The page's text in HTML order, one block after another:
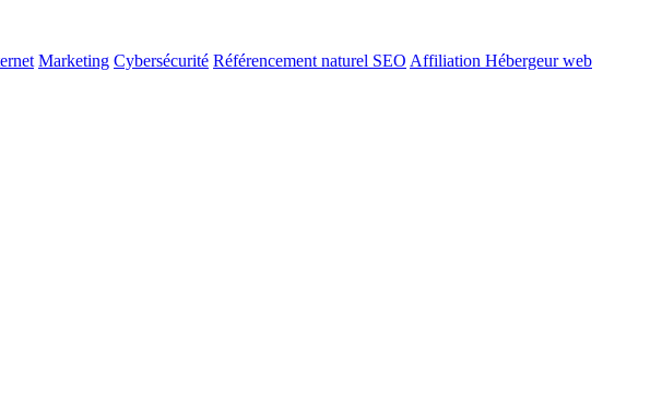
Marketing Cybersécurité Référencement naturel SEO Affiliation Hébergeur web